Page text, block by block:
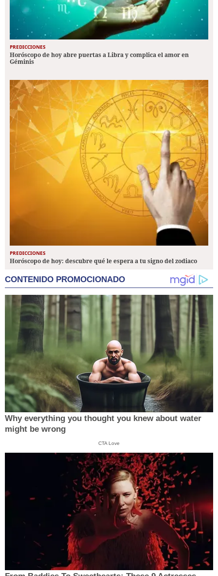
PREDICCIONES
Horóscopo de hoy abre puertas a Libra y complica el amor en
Géminis
PREDICCIONES
Horóscopo de hoy: descubre qué le espera a tu signo del zodiaco
CONTENIDO PROMOCIONADO
Why everything you thought you knew about water
might be wrong
CTA Love